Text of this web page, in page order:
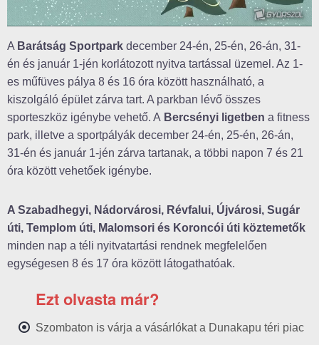
A Barátság Sportpark december 24-én, 25-én, 26-án, 31-
én és január 1-jén korlátozott nyitva tartással üzemel. Az 1-
es műfüves pálya 8 és 16 óra között használható, a
kiszolgáló épület zárva tart. A parkban lévő összes
sporteszköz igénybe vehető. A Bercsényi ligetben a fitness
park, illetve a sportpályák december 24-én, 25-én, 26-án,
31-én és január 1-jén zárva tartanak, a többi napon 7 és 21
óra között vehetőek igénybe.
A Szabadhegyi, Nádorvárosi, Révfalui, Újvárosi, Sugár
úti, Templom úti, Malomsori és Koroncói úti köztemetők
minden nap a téli nyitvatartási rendnek megfelelően
egységesen 8 és 17 óra között látogathatóak.
Ezt olvasta már?
Szombaton is várja a vásárlókat a Dunakapu téri piac